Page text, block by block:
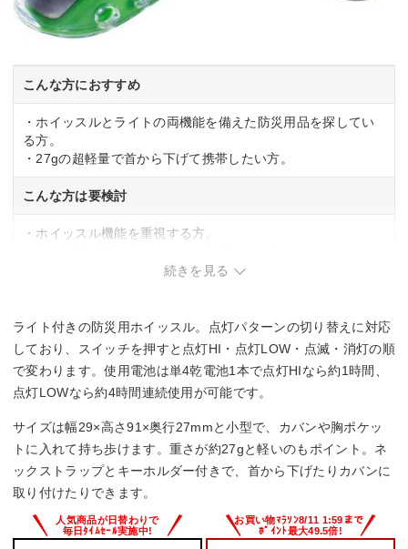
こんな方におすすめ
・ホイッスルとライトの両機能を備えた防災用品を探してい
る方。
・27gの超軽量で首から下げて携帯したい方。
こんな方は要検討
・ホイッスル機能を重視する方。
続きを見る
ライト付きの防災用ホイッスル。点灯パターンの切り替えに対応
しており、スイッチを押すと点灯HI・点灯LOW・点滅・消灯の順
で変わります。使用電池は単4乾電池1本で点灯HIなら約1時間、
点灯LOWなら約4時間連続使用が可能です。
サイズは幅29×高さ91×奥行27mmと小型で、カバンや胸ポケッ
トに入れて持ち歩けます。重さが約27gと軽いのもポイント。ネ
ックストラップとキーホルダー付きで、首から下げたりカバンに
取り付けたりできます。